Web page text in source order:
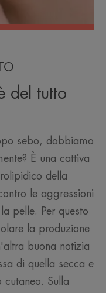
del tutto
sebo, dobbiamo
È una cattiva
della
le aggressioni
pelle. Per questo
la produzione
buona notizia
di quella secca e
cutaneo. Sulla